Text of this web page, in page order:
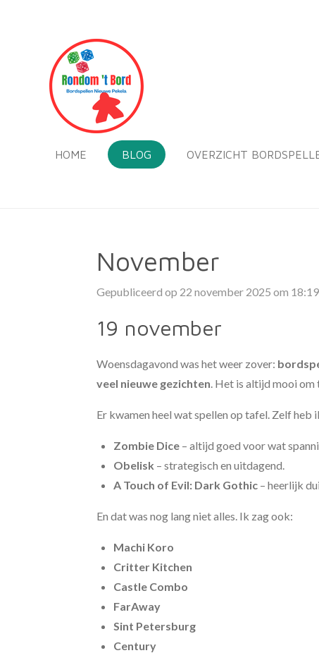
hoofdinhoud
HOME BLOG OVERZICHT
November
Gepubliceerd op 22 november 2025 om 18:19
19 november
Woensdagavond was het weer zover:
veel nieuwe gezichten . Het is altijd mooi
Er kwamen heel wat spellen op tafel. Zelf heb
Zombie Dice – altijd goed voor wat
Obelisk – strategisch en uitdagend.
A Touch of Evil: Dark Gothic – heerlijk
En dat was nog lang niet alles. Ik zag ook:
Machi Koro
Critter Kitchen
Castle Combo
FarAway
Sint Petersburg
Century